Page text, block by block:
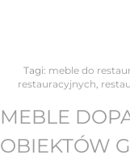
Tagi: meble do
restauracyjnych
MEBLE
OBIEKTÓW